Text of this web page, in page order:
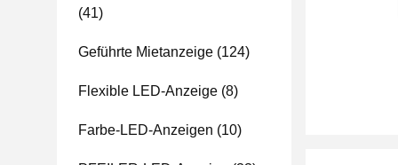
(41)
Geführte Mietanzeige (124)
Flexible LED-Anzeige (8)
Farbe-LED-Anzeigen (10)